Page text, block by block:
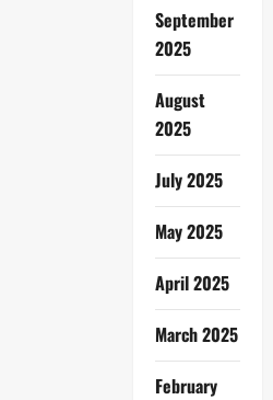
September
2025
August
2025
July 2025
May 2025
April 2025
March 2025
February